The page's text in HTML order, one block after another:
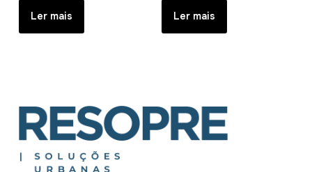
Ler mais Ler mais